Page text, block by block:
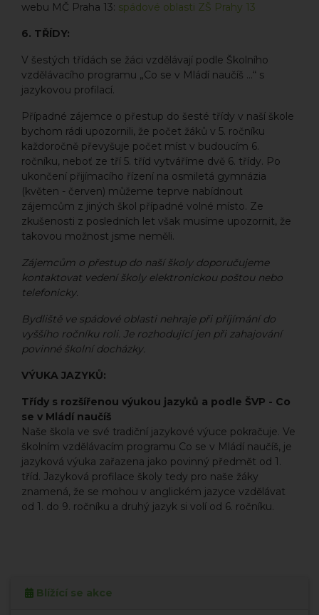
webu MČ Praha 13: spádové oblasti ZŠ Prahy 13
6. TŘÍDY:
V šestých třídách se žáci vzdělávají podle Školního
vzdělávacího programu „Co se v Mládí naučíš …“ s
jazykovou profilací.
Případné zájemce o přestup do šesté třídy v naší škole
bychom rádi upozornili, že počet žáků v 5. ročníku
každoročně převyšuje počet míst v budoucím 6.
ročníku, neboť ze tří 5. tříd vytváříme dvě 6. třídy. Po
ukončení přijímacího řízení na osmiletá gymnázia
(květen - červen) můžeme teprve nabídnout
zájemcům z jiných škol případné volné místo. Ze
zkušenosti z posledních let však musíme upozornit, že
takovou možnost jsme neměli.
Zájemcům o přestup do naší školy doporučujeme
kontaktovat vedení školy elektronickou poštou nebo
telefonicky.
Bydliště ve spádové oblasti nehraje při příjímání do
vyššího ročníku roli. Je rozhodující jen při zahajování
povinné školní docházky.
VÝUKA JAZYKŮ:
Třídy s rozšířenou výukou jazyků a podle ŠVP - Co
se v Mládí naučíš
Naše škola ve své tradiční jazykové výuce pokračuje. Ve
školním vzdělávacím programu Co se v Mládí naučíš, je
jazyková výuka zařazena jako povinný předmět od 1.
tříd. Jazyková profilace školy tedy pro naše žáky
znamená, že se mohou v anglickém jazyce vzdělávat
od 1. do 9. ročníku a druhý jazyk si volí od 6. ročníku.
Blížící se akce